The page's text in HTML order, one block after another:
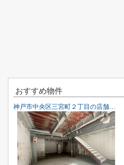
おすすめ物件